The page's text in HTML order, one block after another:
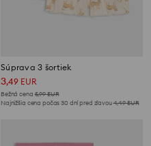
Súprava 3 šortiek
3,49 EUR
Bežná cena 5,99EUR
Najnižšia cena počas 30 dní pred zľavou4,49EUR